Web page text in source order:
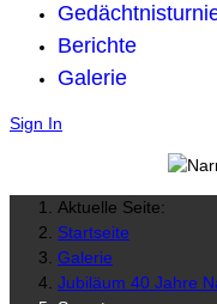
Berichte
Galerie
Sign In
Aktuelle Seite:
Startseite
Galerie
Jubiläum 40 Jahre